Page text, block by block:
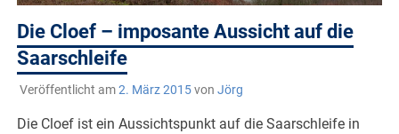
Die Cloef – imposante Aussicht auf die
Saarschleife
Veröffentlicht am2. März 2015von Jörg
Die Cloef ist ein Aussichtspunkt auf die Saarschleife in